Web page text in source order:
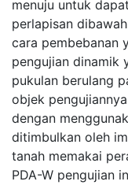
menuju untuk
perlapisan
cara pembebanan
pengujian dinamik
pukulan berulang
objek
dengan
ditimbulkan oleh
tanah memakai
PDA-W pengujian